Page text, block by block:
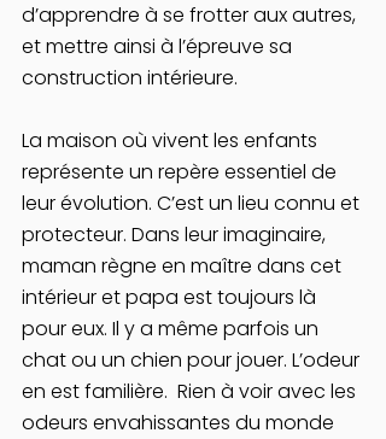
d’apprendre à se frotter aux autres,
et mettre ainsi à l’épreuve sa
construction intérieure.
La maison où vivent les enfants
représente un repère essentiel de
leur évolution. C’est un lieu connu et
protecteur. Dans leur imaginaire,
maman règne en maître dans cet
intérieur et papa est toujours là
pour eux. Il y a même parfois un
chat ou un chien pour jouer. L’odeur
en est familière.  Rien à voir avec les
odeurs envahissantes du monde